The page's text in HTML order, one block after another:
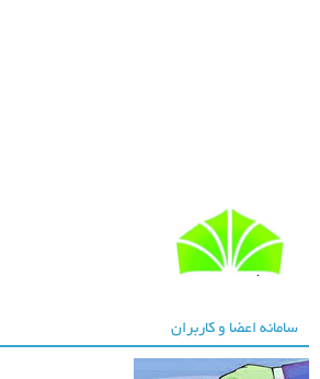
اهواز
سامانه اعضا و کاربران